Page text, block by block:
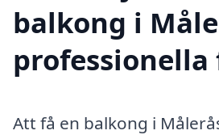
balkong i
professionella
Att få en balkong i